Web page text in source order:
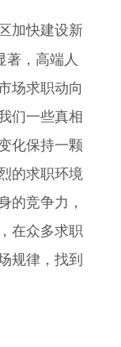
加快建设新
著，高端人
场求职动向
们一些真相
化保持一颗
的求职环境
的竞争力，
在众多求职
规律，找到